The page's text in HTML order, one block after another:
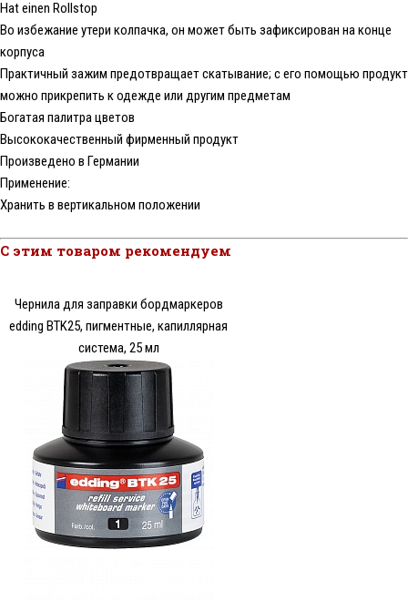
Hat einen Rollstop
Во избежание утери колпачка, он может быть зафиксирован на конце
корпуса
Практичный зажим предотвращает скатывание; с его помощью продукт
можно прикрепить к одежде или другим предметам
Богатая палитра цветов
Высококачественный фирменный продукт
Произведено в Германии
Применение:
Хранить в вертикальном положении
С этим товаром рекомендуем
Чернила для заправки бордмаркеров
edding BTK25, пигментные, капиллярная
система, 25 мл